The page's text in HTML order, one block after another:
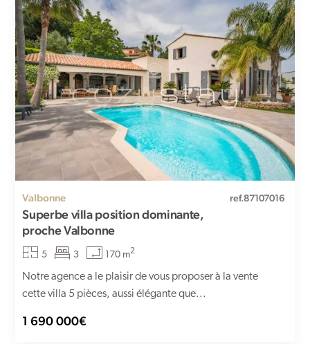
Valbonne ref.87107016
Superbe villa position dominante,
proche Valbonne
5 3 170 m2
Notre agence a le plaisir de vous proposer à la vente
cette villa 5 pièces, aussi élégante que...
1 690 000€